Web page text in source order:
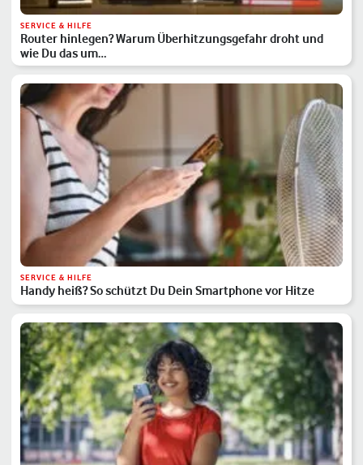
SERVICE & HILFE
Router hinlegen? Warum Überhitzungsgefahr droht und
wie Du das um…
SERVICE & HILFE
Handy heiß? So schützt Du Dein Smartphone vor Hitze